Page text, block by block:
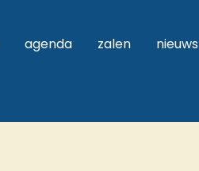
agenda zalen nieuws